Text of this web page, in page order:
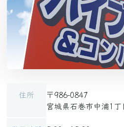
住所
〒986-0847
宮城県石巻市中浦1